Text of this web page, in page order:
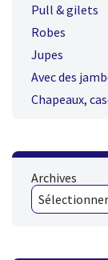
Pull & gilets
Robes
Jupes
Avec des
Chapeaux,
Archives